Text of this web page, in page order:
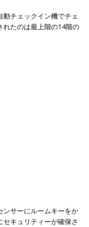
チェックイン機でチェ
れたのは最上階の14階の
ンサーにルームキーをか
キュリティーが確保さ